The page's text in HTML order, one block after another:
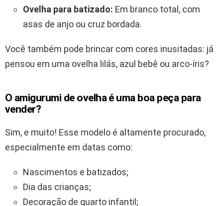
Ovelha para batizado: Em branco total, com
asas de anjo ou cruz bordada.
Você também pode brincar com cores inusitadas: já
pensou em uma ovelha lilás, azul bebê ou arco-íris?
O amigurumi de ovelha é uma boa peça para
vender?
Sim, e muito! Esse modelo é altamente procurado,
especialmente em datas como:
Nascimentos e batizados;
Dia das crianças;
Decoração de quarto infantil;